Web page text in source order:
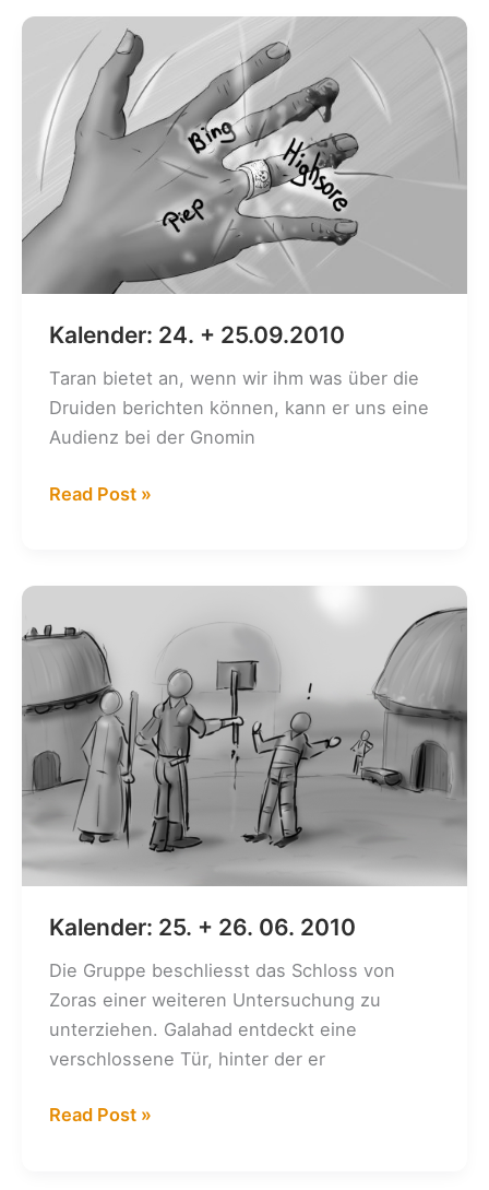
15.01.2011
Kalender: 24. + 25.09.2010
Taran bietet an, wenn wir ihm was über die
Druiden berichten können, kann er uns eine
Audienz bei der Gnomin
Kalender:
25.09.2010
Read Post »
Kalender: 25. + 26. 06. 2010
Die Gruppe beschliesst das Schloss von
Zoras einer weiteren Untersuchung zu
unterziehen. Galahad entdeckt eine
verschlossene Tür, hinter der er
Kalender:
Read Post »